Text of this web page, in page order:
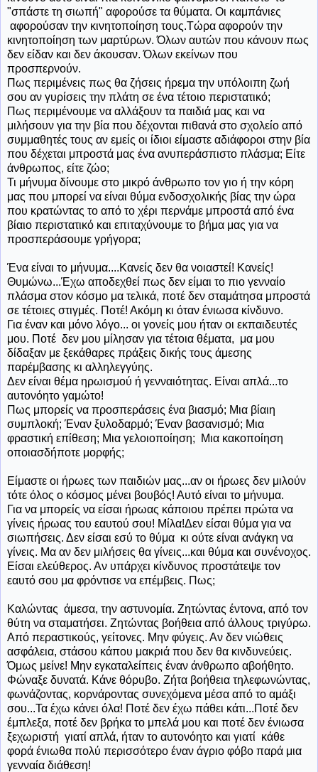
"σπάστε τη σιωπή" αφορούσε τα θύματα. Οι καμπάνιες
αφορούσαν την κινητοποίηση τους.Τώρα αφορούν την
κινητοποίηση των μαρτύρων. Όλων αυτών που κάνουν πως
δεν είδαν και δεν άκουσαν. Όλων εκείνων που
προσπερνούν.
Πως περιμένεις πως θα ζήσεις ήρεμα την υπόλοιπη ζωή
σου αν γυρίσεις την πλάτη σε ένα τέτοιο περιστατικό;
Πως περιμένουμε να αλλάξουν τα παιδιά μας και να
μιλήσουν για την βία που δέχονται πιθανά στο σχολείο από
συμμαθητές τους αν εμείς οι ίδιοι είμαστε αδιάφοροι στην βία
που δέχεται μπροστά μας ένα ανυπεράσπιστο πλάσμα; Είτε
άνθρωπος, είτε ζώο;
Τι μήνυμα δίνουμε στο μικρό άνθρωπο τον γιο ή την κόρη
μας που μπορεί να είναι θύμα ενδοσχολικής βίας την ώρα
που κρατώντας το από το χέρι περνάμε μπροστά από ένα
βίαιο περιστατικό και επιταχύνουμε το βήμα μας για να
προσπεράσουμε γρήγορα;
Ένα είναι το μήνυμα....Κανείς δεν θα νοιαστεί! Κανείς!
Θυμώνω...Έχω αποδεχθεί πως δεν είμαι το πιο γενναίο
πλάσμα στον κόσμο μα τελικά, ποτέ δεν σταμάτησα μπροστά
σε τέτοιες στιγμές. Ποτέ! Ακόμη κι όταν ένιωσα κίνδυνο.
Για έναν και μόνο λόγο... οι γονείς μου ήταν οι εκπαιδευτές
μου. Ποτέ δεν μου μίλησαν για τέτοια θέματα, μα μου
δίδαξαν με ξεκάθαρες πράξεις δικής τους άμεσης
παρέμβασης κι αλληλεγγύης.
Δεν είναι θέμα ηρωισμού ή γενναιότητας. Είναι απλά...το
αυτονόητο γαμώτο!
Πως μπορείς να προσπεράσεις ένα βιασμό; Μια βίαιη
συμπλοκή; Έναν ξυλοδαρμό; Έναν βασανισμό; Μια
φραστική επίθεση; Μια γελοιοποίηση; Μια κακοποίηση
οποιασδήποτε μορφής;
Είμαστε οι ήρωες των παιδιών μας...αν οι ήρωες δεν μιλούν
τότε όλος ο κόσμος μένει βουβός! Αυτό είναι το μήνυμα.
Για να μπορείς να είσαι ήρωας κάποιου πρέπει πρώτα να
γίνεις ήρωας του εαυτού σου! Μίλα!Δεν είσαι θύμα για να
σιωπήσεις. Δεν είσαι εσύ το θύμα κι ούτε είναι ανάγκη να
γίνεις. Μα αν δεν μιλήσεις θα γίνεις...και θύμα και συνένοχος.
Είσαι ελεύθερος. Αν υπάρχει κίνδυνος προστάτεψε τον
εαυτό σου μα φρόντισε να επέμβεις. Πως;
Καλώντας άμεσα, την αστυνομία. Ζητώντας έντονα, από τον
θύτη να σταματήσει. Ζητώντας βοήθεια από άλλους τριγύρω.
Από περαστικούς, γείτονες. Μην φύγεις. Αν δεν νιώθεις
ασφάλεια, στάσου κάπου μακριά που δεν θα κινδυνεύεις.
Όμως μείνε! Μην εγκαταλείπεις έναν άνθρωπο αβοήθητο.
Φώναξε δυνατά. Κάνε θόρυβο. Ζήτα βοήθεια τηλεφωνώντας,
φωνάζοντας, κορνάροντας συνεχόμενα μέσα από το αμάξι
σου...Τα έχω κάνει όλα! Ποτέ δεν έχω πάθει κάτι...Ποτέ δεν
έμπλεξα, ποτέ δεν βρήκα το μπελά μου και ποτέ δεν ένιωσα
ξεχωριστή γιατί απλά, ήταν το αυτονόητο και γιατί κάθε
φορά ένιωθα πολύ περισσότερο έναν άγριο φόβο παρά μια
γενναία διάθεση!